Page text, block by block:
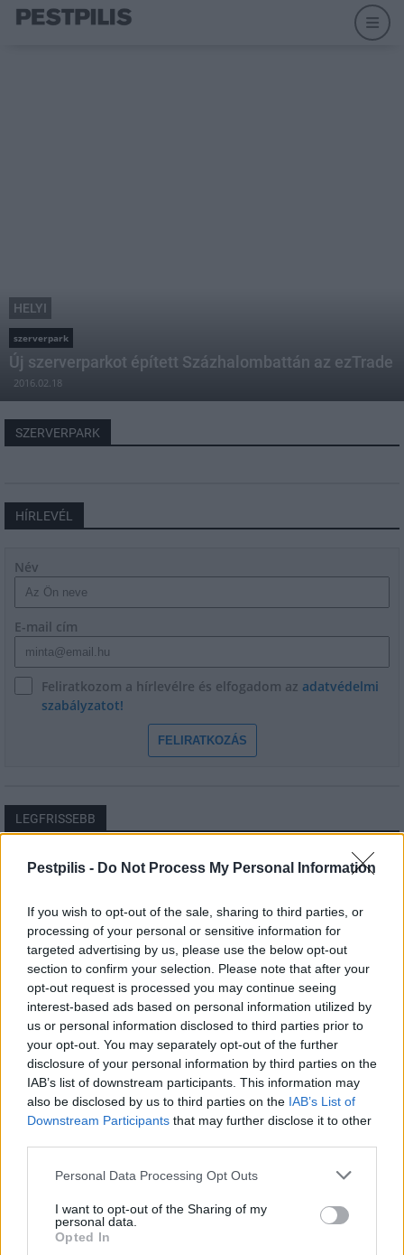
Pestpilis - Do Not Process My Personal Information
If you wish to opt-out of the sale, sharing to third parties, or
processing of your personal or sensitive information for
targeted advertising by us, please use the below opt-out
section to confirm your selection. Please note that after your
opt-out request is processed you may continue seeing
interest-based ads based on personal information utilized by
us or personal information disclosed to third parties prior to
your opt-out. You may separately opt-out of the further
disclosure of your personal information by third parties on the
IAB’s list of downstream participants. This information may
also be disclosed by us to third parties on the IAB’s List of
Downstream Participants that may further disclose it to other
Personal Data Processing Opt Outs
I want to opt-out of the Sharing of my
personal data.
Opted In
HELYI
szerverpark
Új szerverparkot épített Százhalombattán az ezTrade
2016.02.18
SZERVERPARK
HÍRLEVÉL
Név
E-mail cím
Feliratkozom a hírlevélre és elfogadom az adatvédelmi
szabályzatot!
FELIRATKOZÁS
LEGFRISSEBB
Országos
Megérkezett az eső a Duna vízgyűjtőjére
Helyi
Amire többmillióan vártunk: szombattól
másodfokúra csökken a riasztás
Pest megye
Fából épül Budakeszi új óvodája
HIRDETÉS